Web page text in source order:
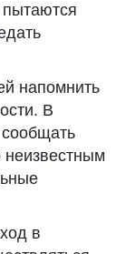
напомнить
В
неизвестным
в